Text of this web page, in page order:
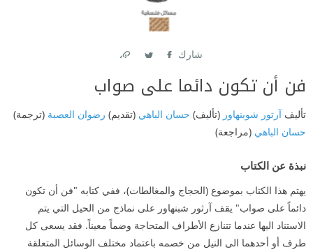
شارك
فن أن تكون دائما على صواب
تأليفآرتور شوبنهاور (تأليف) حسان الباهي (تقديم) رضوان العصبة (ترجمة)
حسان الباهي (مراجعة)
نبذة عن الكتاب
يهتم هذا الكتاب بموضوع (الحجاج والمغالطات)، ففي كتابه "فن أن تكون
دائماً على صواب" يقف آرثور شبنهاور على نماذج من الحيل التي يتم
الاستناد اليها عندما تتنازع الأطراف المتحاجة وضماً معيناً. فقد يسعى كل
طرف أو أحدهما الى النيل من خصمه باعتماد مختلف الوسائل المتعلقة